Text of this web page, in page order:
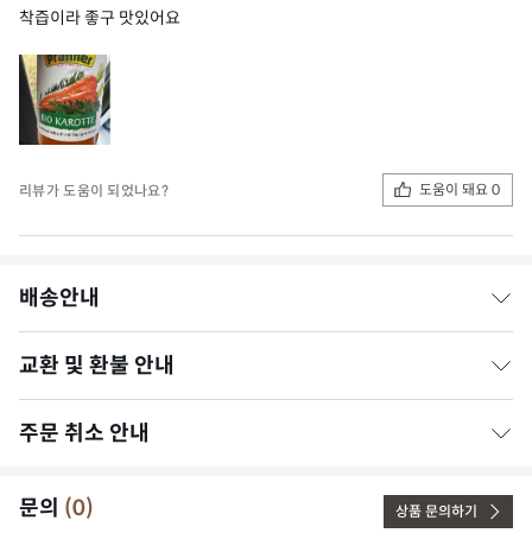
착즙이라 좋구 맛있어요
리뷰가 도움이 되었나요? 도움이 돼요 0
배송안내
* 일반가공식품은 평일 오후 1시, 과일은 정오(낮 12시)까지 결제
완료 시 당일 출고됩니다. (영업일 기준)
* 주문 폭주 및 날씨 등 예외적인 상황의 경우 출고가 다소 지연될
가 발생합니다.
교환 및 환불 안내
1. 상품에 문제가 있는 경우
상품 수령 후 3개월 이내, 그 사실을 알게 된 날로부터 30일 이내
주문 취소 안내
* 결제 완료 이후 주문 상태가 ‘상품준비중’으로 변경될 경우, 취소
문의 (0) 상품 문의하기